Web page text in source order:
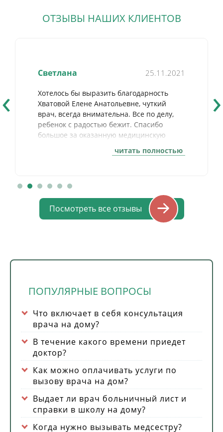
ОТЗЫВЫ НАШИХ КЛИЕНТОВ
Светлана 25.11.2021
Хотелось бы выразить благодарность
Хватовой Елене Анатольевне, чуткий
врач, всегда внимательна. Все по делу,
ребенок с радостью бежит. Спасибо
большое за оказанную медицинскую
читать полностью
‹ ›
Посмотреть все отзывы
ПОПУЛЯРНЫЕ ВОПРОСЫ
Что включает в себя консультация
врача на дому?
В течение какого времени приедет
доктор?
Как можно оплачивать услуги по
вызову врача на дом?
Выдает ли врач больничный лист и
справки в школу на дому?
Когда нужно вызывать медсестру?